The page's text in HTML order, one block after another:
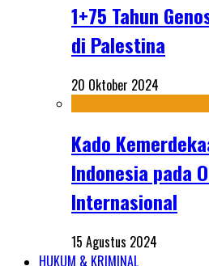
1+75 Tahun
di Palestina
20 Oktober 2024
Kado
Indonesia pada
Internasional
15 Agustus 2024
HUKUM & KRIMINAL